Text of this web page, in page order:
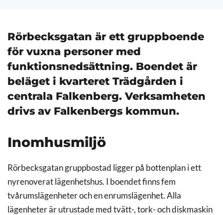
Rörbecksgatan är ett gruppboende
för vuxna personer med
funktionsnedsättning. Boendet är
beläget i kvarteret Trädgården i
centrala Falkenberg. Verksamheten
drivs av Falkenbergs kommun.
Inomhusmiljö
Rörbecksgatan gruppbostad ligger på bottenplan i ett
nyrenoverat lägenhetshus. I boendet finns fem
tvårumslägenheter och en enrumslägenhet. Alla
lägenheter är utrustade med tvätt-, tork- och diskmaskin